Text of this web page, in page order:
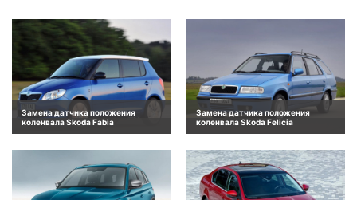
Замена датчика положения
коленвала Skoda Fabia
Замена датчика положения
коленвала Skoda Felicia